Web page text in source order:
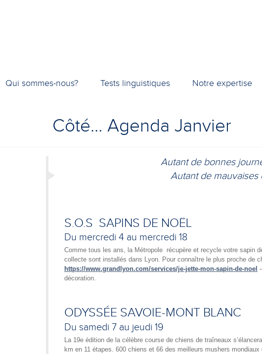
Qui sommes-nous? Tests linguistiques Notre expertise
Côté… Agenda Janvier
Autant de bonnes journées
Autant de mauvaises en
S.O.S SAPINS DE NOËL
Du mercredi 4 au mercredi 18
Comme tous les ans, la Métropole récupère et recycle votre sapin
collecte sont installés dans Lyon. Pour connaître le plus proche de
https://www.grandlyon.com/services/je-jette-mon-sapin-de-noel
décoration.
ODYSSÉE SAVOIE-MONT BLANC
Du samedi 7 au jeudi 19
La 19e édition de la célèbre course de chiens de traîneaux
km en 11 étapes. 600 chiens et 66 des meilleurs mushers